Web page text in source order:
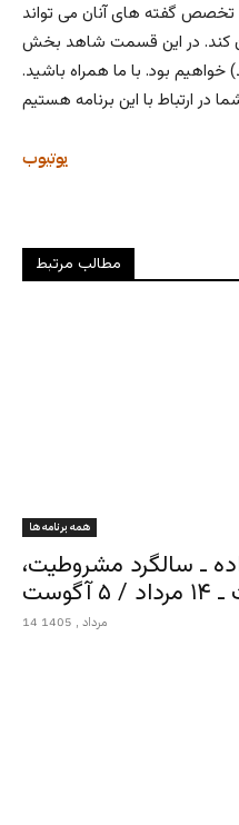
تخصص گفته های آنان می تواند
کند. در این قسمت شاهد بخش
خواهیم بود. با ما همراه باشید.
یوتیوب
مطالب مرتبط
همه برنامه ها
ـ سالگرد مشروطیت،
14 مرداد , 1405